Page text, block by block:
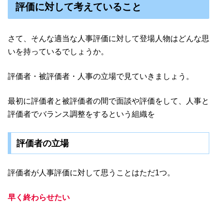
評価に対して考えていること
さて、そんな適当な人事評価に対して登場人物はどんな思
いを持っているでしょうか。
評価者・被評価者・人事の立場で見ていきましょう。
最初に評価者と被評価者の間で面談や評価をして、人事と
評価者でバランス調整をするという組織を
評価者の立場
評価者が人事評価に対して思うことはただ1つ。
早く終わらせたい